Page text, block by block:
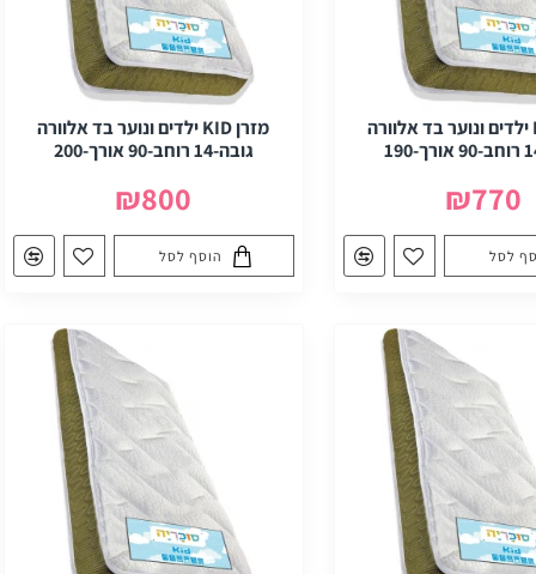
מזרן KID ילדים ונוער בד אלוורה
₪770
לסל
מזרן KID ילדים ונוער בד אלוורה
גובה-14 רוחב-90 אורך-200
₪800
הוסף לסל